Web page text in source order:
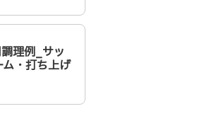
理例_サッ
・打ち上げ